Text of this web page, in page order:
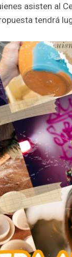
asisten al
tendrá